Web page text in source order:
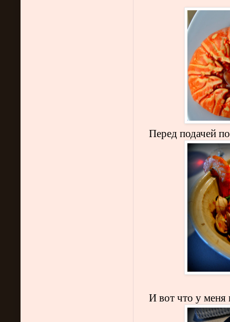
Перед подачей
И вот что у